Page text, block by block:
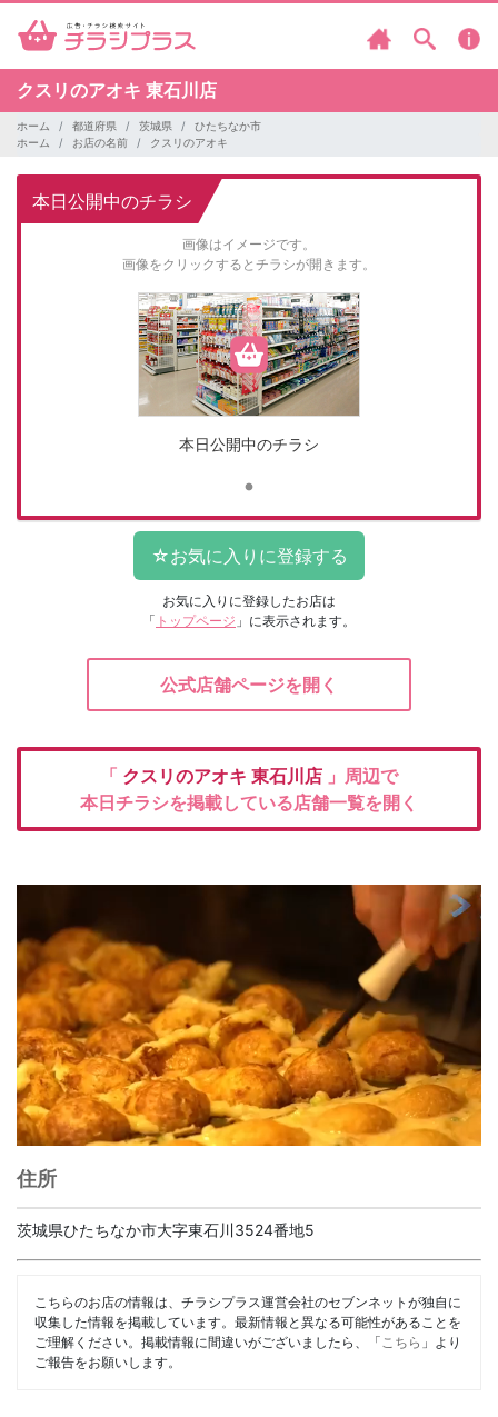
クスリのアオキ 東石川店
ホーム 都道府県 茨城県
ひたちなか市
ホーム
お店の名前 クスリのアオキ
本日公開中のチラシ
画像はイメージです。
画像をクリックするとチラシが開きます。
本日公開中のチラシ
お気に入りに登録したお店は
「 トップページ 」に表示されます。
公式店舗ページを開く
「 クスリのアオキ 東石川店 」周辺で
本日チラシを掲載している店舗一覧を開く
住所
茨城県ひたちなか市大字東石川3524番地5
こちらのお店の情報は、チラシプラス運営会社のセブンネットが独自に
収集した情報を掲載しています。最新情報と異なる可能性があることを
ご理解ください。掲載情報に間違いがございましたら、「 こちら 」より
ご報告をお願いします。